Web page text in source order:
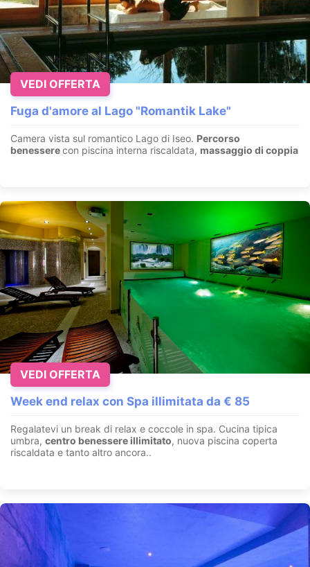
Fuga d'amore al Lago "Romantik Lake"
Camera vista sul romantico Lago di Iseo. Percorso
benesserecon piscina interna riscaldata, massaggio di coppia
VEDI OFFERTA
Week end relax con Spa illimitata da € 85
Regalatevi un break di relax e coccole in spa. Cucina tipica
umbra, centro benessere illimitato, nuova piscina coperta
riscaldata e tanto altro ancora..
VEDI OFFERTA